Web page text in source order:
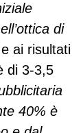
di
ai risultati
di 3-3,5
40% è